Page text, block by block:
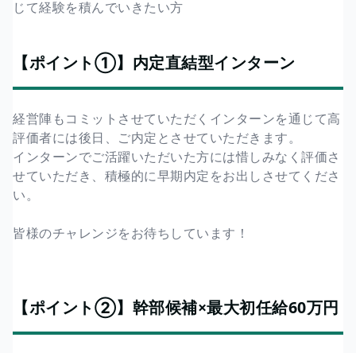
じて経験を積んでいきたい方
【ポイント①】内定直結型インターン
経営陣もコミットさせていただくインターンを通じて高
評価者には後日、ご内定とさせていただきます。
インターンでご活躍いただいた方には惜しみなく評価さ
せていただき、積極的に早期内定をお出しさせてくださ
い。
皆様のチャレンジをお待ちしています！
【ポイント②】幹部候補×最大初任給60万円